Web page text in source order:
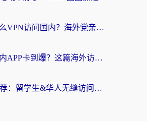
从印度用什么VPN访问国内？海外党亲测的无缝回国上网指南
海外想刷国内APP卡到爆？这篇海外访问国内服务器加速指南帮你解决所有问题
海外VPN推荐：留学生&华人无缝访问国内资源的避坑指南